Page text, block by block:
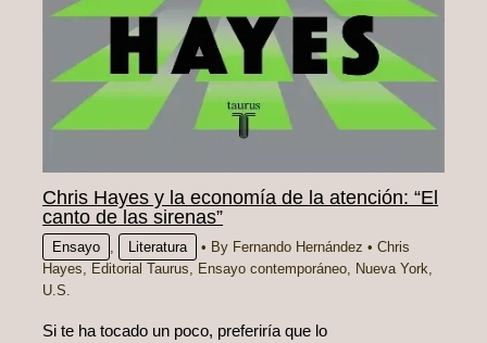
Chris Hayes y la economía de la atención: “El
canto de las sirenas”
Ensayo , Literatura • By Fernando Hernández•Chris
Hayes, Editorial Taurus, Ensayo contemporáneo, Nueva York,
U.S.
Si te ha tocado un poco, preferiría que lo